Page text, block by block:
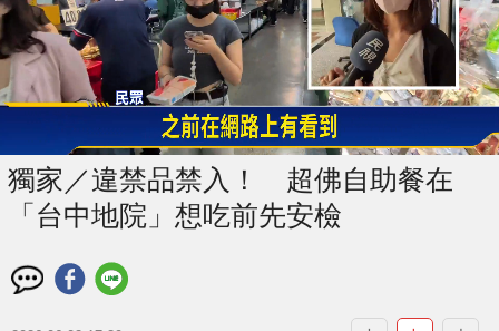
獨家／違禁品禁入！ 超佛自助餐在
「台中地院」想吃前先安檢